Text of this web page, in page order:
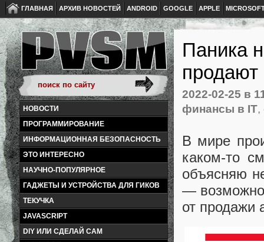
ГЛАВНАЯ АРХИВ НОВОСТЕЙ ANDROID GOOGLE APPLE
НОВОСТИ
ПРОГРАММИРОВАНИЕ
ИНФОРМАЦИОННАЯ БЕЗОПАСНОСТЬ
ЭТО ИНТЕРЕСНО
НАУЧНО-ПОПУЛЯРНОЕ
ГАДЖЕТЫ И УСТРОЙСТВА ДЛЯ ГИКОВ
ТЕКУЧКА
JAVASCRIPT
DIY ИЛИ СДЕЛАЙ САМ
Паника
продают
2022-02-25 в
финансы в IT,
В мире
каком-то
объясняю
—
от продажи